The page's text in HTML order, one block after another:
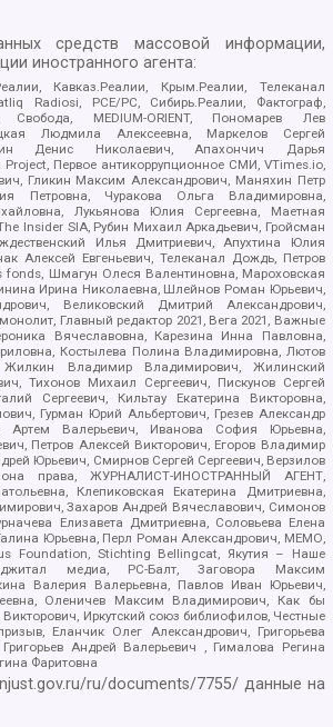
средств массовой информации,
иностранного агента:
Кавказ.Реалии, Крым.Реалии, Телеканал
Radiosi, PCE/PC, Сибирь.Реалии, Фактограф,
Свобода, MEDIUM-ORIENT, Пономарев Лев
Людмила Алексеевна, Маркелов Сергей
Денис Николаевич, Апахончич Дарья
Первое антикоррупционное СМИ, VTimes.io,
Гликин Максим Александрович, Маняхин Петр
Петровна, Чуракова Ольга Владимировна,
Лукьянова Юлия Сергеевна, Маетная
Insider SIA, Рубин Михаил Аркадьевич, Гройсман
Илья Дмитриевич, Апухтина Юлия
Алексей Евгеньевич, Телеканал Дождь, Петров
fonds, Шмагун Олеся Валентиновна, Мароховская
Ирина Николаевна, Шлейнов Роман Юрьевич,
Великовский Дмитрий Александрович,
Главный редактор 2021, Вега 2021, Важные
Вячеславовна, Карезина Инна Павловна,
Костылева Полина Владимировна, Лютов
Жилкин Владимир Владимирович, Жилинский
Тихонов Михаил Сергеевич, Пискунов Сергей
Сергеевич, Кильтау Екатерина Викторовна,
Гурман Юрий Альбертович, Грезев Александр
Артем Валерьевич, Иванова София Юрьевна,
Петров Алексей Викторович, Егоров Владимир
Юрьевич, Смирнов Сергей Сергеевич, Верзилов
права, ЖУРНАЛИСТ-ИНОСТРАННЫЙ АГЕНТ,
Клепиковская Екатерина Дмитриевна,
Захаров Андрей Вячеславович, Симонов
Елизавета Дмитриевна, Соловьева Елена
Юрьевна, Перл Роман Александрович, МЕМО,
Foundation, Stichting Bellingcat, Якутия – Наше
медиа, РС-Балт, Заговора Максим
Валерия Валерьевна, Павлов Иван Юрьевич,
Оленичев Максим Владимирович, Как бы
Викторович, Иркутский союз библиофилов, Честные
Еланчик Олег Александрович, Григорьева
Андрей Валерьевич , Гималова Регина
Фаритовна
ru/documents/7755/ данные на